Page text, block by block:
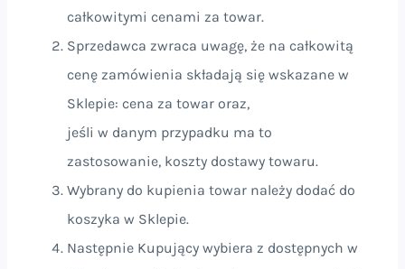
całkowitymi cenami za towar.
Sprzedawca zwraca uwagę, że na całkowitą
cenę zamówienia składają się wskazane w
Sklepie: cena za towar oraz,
jeśli w danym przypadku ma to
zastosowanie, koszty dostawy towaru.
Wybrany do kupienia towar należy dodać do
koszyka w Sklepie.
Następnie Kupujący wybiera z dostępnych w